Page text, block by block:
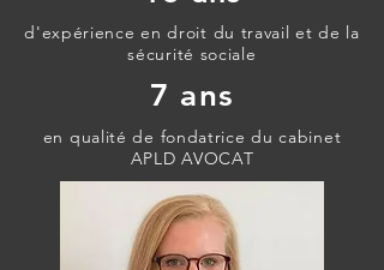
d'expérience en droit du travail et de la
sécurité sociale
7 ans
en qualité de fondatrice du cabinet
APLD AVOCAT